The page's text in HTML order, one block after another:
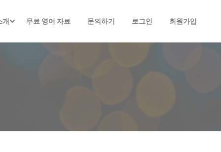
개 무료 영어 자료 문의하기 로그인 회원가입